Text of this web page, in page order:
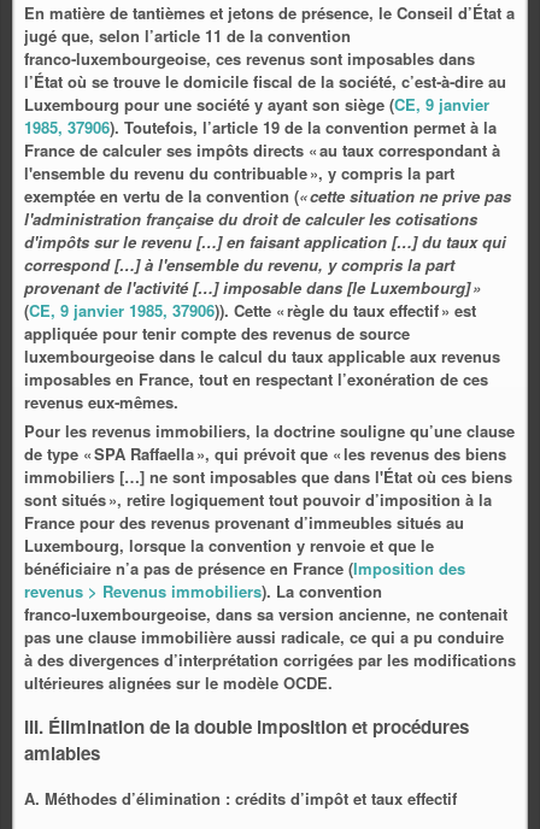
En matière de tantièmes et jetons de présence, le Conseil d’État a
jugé que, selon l’article 11 de la convention
franco‑luxembourgeoise, ces revenus sont imposables dans
l’État où se trouve le domicile fiscal de la société, c’est‑à‑dire au
Luxembourg pour une société y ayant son siège (CE, 9 janvier
1985, 37906). Toutefois, l’article 19 de la convention permet à la
France de calculer ses impôts directs « au taux correspondant à
l'ensemble du revenu du contribuable », y compris la part
exemptée en vertu de la convention (« cette situation ne prive pas
l'administration française du droit de calculer les cotisations
d'impôts sur le revenu […] en faisant application […] du taux qui
correspond […] à l'ensemble du revenu, y compris la part
provenant de l'activité […] imposable dans [le Luxembourg] »
(CE, 9 janvier 1985, 37906)). Cette « règle du taux effectif » est
appliquée pour tenir compte des revenus de source
luxembourgeoise dans le calcul du taux applicable aux revenus
imposables en France, tout en respectant l’exonération de ces
revenus eux‑mêmes.
Pour les revenus immobiliers, la doctrine souligne qu’une clause
de type « SPA Raffaella », qui prévoit que « les revenus des biens
immobiliers […] ne sont imposables que dans l'État où ces biens
sont situés », retire logiquement tout pouvoir d’imposition à la
France pour des revenus provenant d’immeubles situés au
Luxembourg, lorsque la convention y renvoie et que le
bénéficiaire n’a pas de présence en France (Imposition des
revenus > Revenus immobiliers). La convention
franco‑luxembourgeoise, dans sa version ancienne, ne contenait
pas une clause immobilière aussi radicale, ce qui a pu conduire
à des divergences d’interprétation corrigées par les modifications
ultérieures alignées sur le modèle OCDE.
III. Élimination de la double imposition et procédures
amiables
A. Méthodes d’élimination : crédits d’impôt et taux effectif